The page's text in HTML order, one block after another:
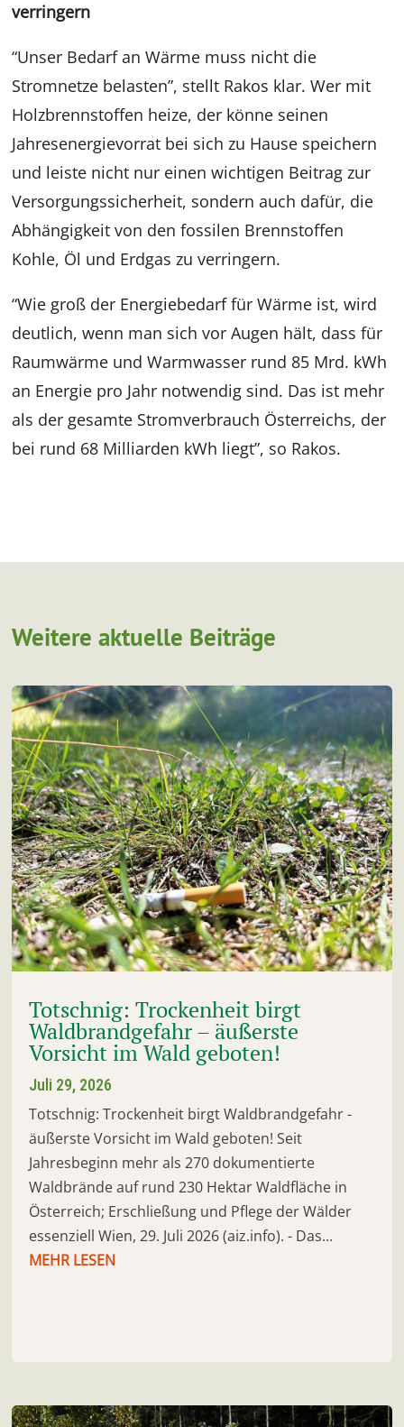
verringern
“Unser Bedarf an Wärme muss nicht die
Stromnetze belasten”, stellt Rakos klar. Wer mit
Holzbrennstoffen heize, der könne seinen
Jahresenergievorrat bei sich zu Hause speichern
und leiste nicht nur einen wichtigen Beitrag zur
Versorgungssicherheit, sondern auch dafür, die
Abhängigkeit von den fossilen Brennstoffen
Kohle, Öl und Erdgas zu verringern.
“Wie groß der Energiebedarf für Wärme ist, wird
deutlich, wenn man sich vor Augen hält, dass für
Raumwärme und Warmwasser rund 85 Mrd. kWh
an Energie pro Jahr notwendig sind. Das ist mehr
als der gesamte Stromverbrauch Österreichs, der
bei rund 68 Milliarden kWh liegt”, so Rakos.
Weitere aktuelle Beiträge
Totschnig: Trockenheit birgt
Waldbrandgefahr – äußerste
Vorsicht im Wald geboten!
Juli 29, 2026
Totschnig: Trockenheit birgt Waldbrandgefahr -
äußerste Vorsicht im Wald geboten! Seit
Jahresbeginn mehr als 270 dokumentierte
Waldbrände auf rund 230 Hektar Waldfläche in
Österreich; Erschließung und Pflege der Wälder
essenziell Wien, 29. Juli 2026 (aiz.info). - Das...
MEHR LESEN